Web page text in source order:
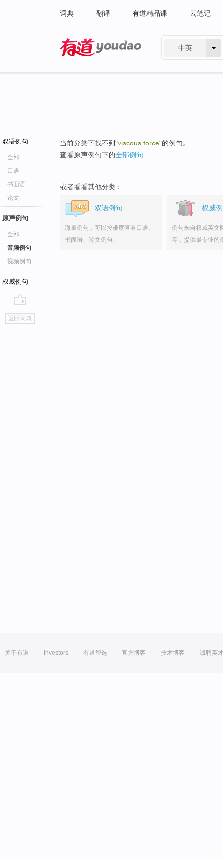
词典 翻译 有道精品课 云笔记
中英
双语例句
全部
口语
书面语
论文
原声例句
全部
音频例句
视频例句
权威例句
go
top
返回词典
当前分类下找不到"viscous force"的例句。
查看原声例句下的全部例句
或者看看其他分类：
双语例句
海量例句，可以按难度查看口语、
书面语、论文例句。
权威
例句来自权威英文
等，提供最专业的
关于有道 Investors 有道智选 官方博客 技术博客 诚聘英才